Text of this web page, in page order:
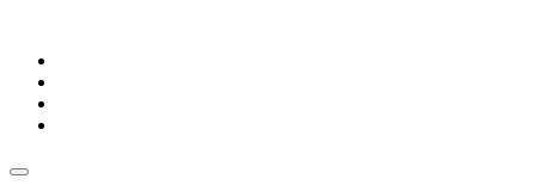
content
Skip
content
Open